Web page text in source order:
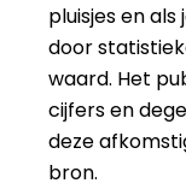
pluisjes en
door
waard. Het
cijfers en
deze
bron.